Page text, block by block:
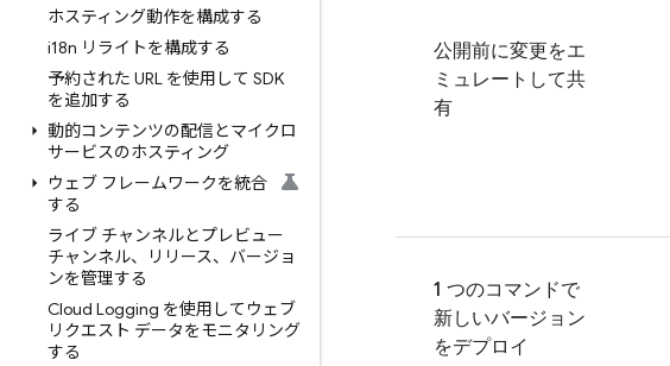
ホスティング動作を構成する
i18n リライトを構成する
予約された URL を使用して SDK
を追加する
動的コンテンツの配信とマイクロ
サービスのホスティング
ウェブ フレームワークを統合
する
ライブ チャンネルとプレビュー
チャンネル、リリース、バージョ
ンを管理する
Cloud Logging を使用してウェブ
リクエスト データをモニタリング
する
公開前に変更をエ
ミュレートして共
有
1 つのコマンドで
新しいバージョン
をデプロイ